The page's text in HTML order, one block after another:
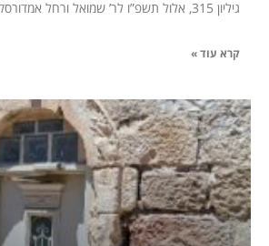
גיליון 315, אלול תשפ”ו לר’ שמואל ורחל אמדורסקי לא היו
קרא עוד »